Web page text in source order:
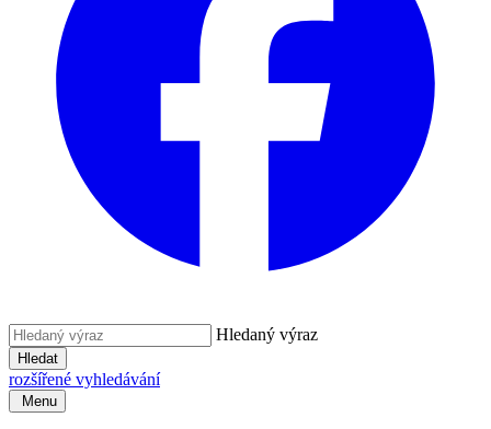
Hledaný výraz
Hledat
rozšířené vyhledávání
Menu